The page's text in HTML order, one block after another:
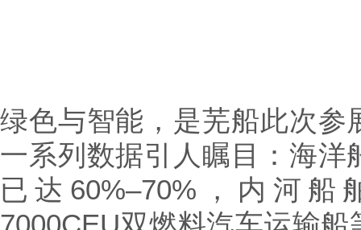
绿色与智能，是芜船此次参
一系列数据引人瞩目：海
已达60%–70%，内河